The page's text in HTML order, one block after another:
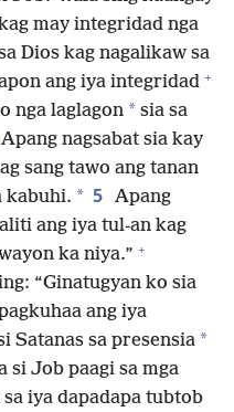
may integridad nga
Dios kag nagalikaw sa
ang iya integridad +
nga laglagon * sia sa
Apang nagsabat sia kay
sang tawo ang tanan
kabuhi. * 5 Apang
ang iya tul-an kag
ka niya.” +
“Ginatugyan ko sia
ang iya
Satanas sa presensia *
si Job paagi sa mga
iya dapadapa tubtob